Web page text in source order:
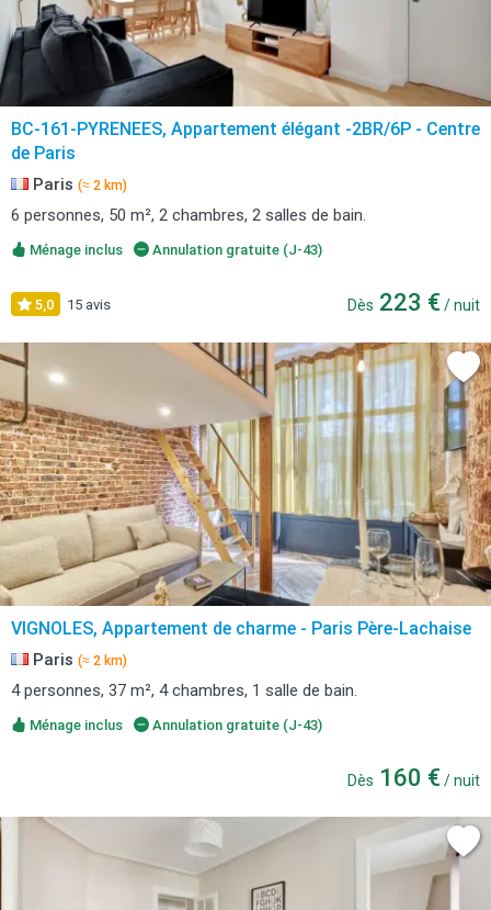
BC-161-PYRENEES, Appartement élégant -2BR/6P - Centre
de Paris
Paris (≈ 2 km)
6 personnes, 50 m², 2 chambres, 2 salles de bain.
Ménage inclus Annulation gratuite (J-43)
5,0 15 avis Dès 223 € / nuit
VIGNOLES, Appartement de charme - Paris Père-Lachaise
Paris (≈ 2 km)
4 personnes, 37 m², 4 chambres, 1 salle de bain.
Ménage inclus Annulation gratuite (J-43)
Dès 160 € / nuit